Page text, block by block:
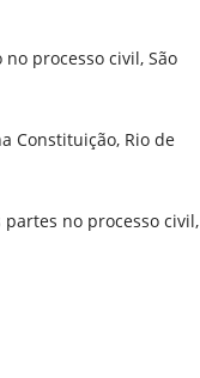
processo civil, São
Constituição, Rio de
partes no processo civil,